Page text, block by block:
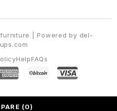
HelpFAQs
| Powered by del-
(0)